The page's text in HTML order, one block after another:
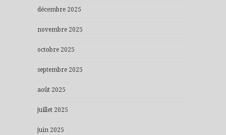
décembre 2025
novembre 2025
octobre 2025
septembre 2025
août 2025
juillet 2025
juin 2025